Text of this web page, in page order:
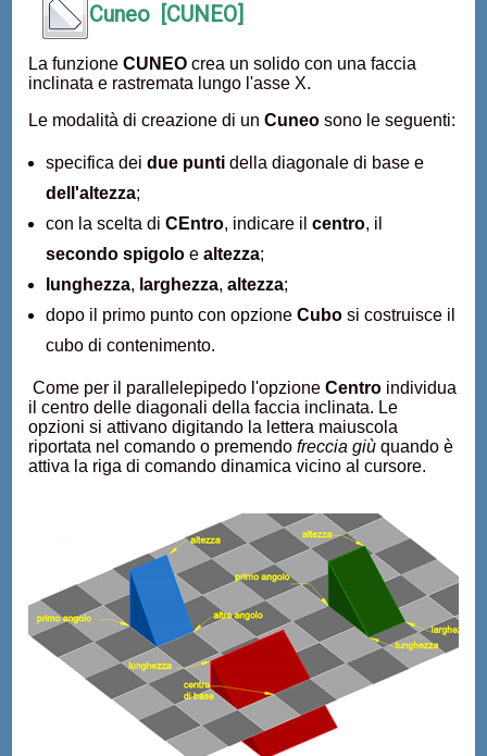
Cuneo [CUNEO]
La funzioneCUNEO crea un solido con una faccia
inclinata e rastremata lungo l'asse X.
Le modalità di creazione di unCuneo sono le seguenti:
specifica deidue punti della diagonale di base e
dell'altezza;
con la scelta diCEntro, indicare ilcentro, il
secondo spigoloe altezza;
lunghezza, larghezza,altezza;
dopo il primo punto con opzioneCubo si costruisce il
cubo di contenimento.
Come per il parallelepipedo l'opzioneCentro individua
il centro delle diagonali della faccia inclinata. Le
opzioni si attivano digitando la lettera maiuscola
riportata nel comando o premendofreccia giù quando è
attiva la riga di comando dinamica vicino al cursore.